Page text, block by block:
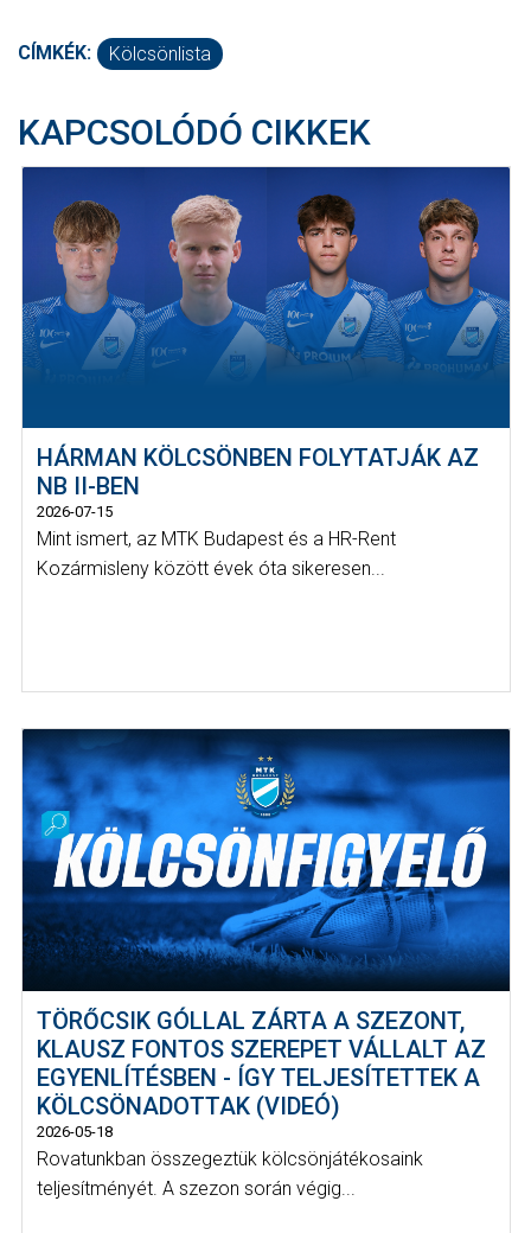
CÍMKÉK: Kölcsönlista
KAPCSOLÓDÓ CIKKEK
HÁRMAN KÖLCSÖNBEN FOLYTATJÁK AZ
NB II-BEN
2026-07-15
Mint ismert, az MTK Budapest és a HR-Rent
Kozármisleny között évek óta sikeresen...
TÖRŐCSIK GÓLLAL ZÁRTA A SZEZONT,
KLAUSZ FONTOS SZEREPET VÁLLALT AZ
EGYENLÍTÉSBEN - ÍGY TELJESÍTETTEK A
KÖLCSÖNADOTTAK (VIDEÓ)
2026-05-18
Rovatunkban összegeztük kölcsönjátékosaink
teljesítményét. A szezon során végig...